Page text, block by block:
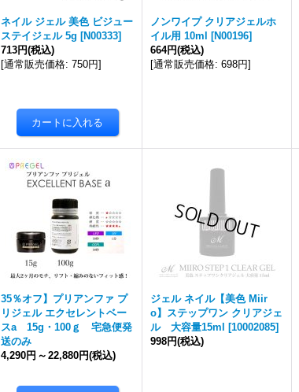
ネイル ジェル 美色 ビジュー
ステイジェル 5g [N00333]
713円(税込)
[通常販売価格: 750円]
ノンワイプ クリアジェルホ
イル用 10ml
[N00196]
664円(税込)
[通常販売価格: 698円]
35％オフ】プリアンファ プ
リジェル エクセレントベー
スa 15g・100ｇ 宅急便発
送のみ
4,290円 ～ 22,880円(税込)
ジェル ネイル【美色 Miir
o】ステップワン クリアジェ
ル 大容量15ml
[10002085]
998円(税込)